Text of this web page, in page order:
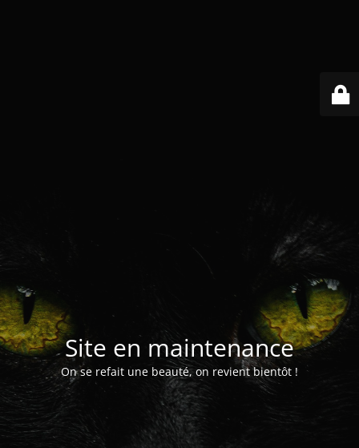
Site en maintenance
On se refait une beauté, on revient bientôt !